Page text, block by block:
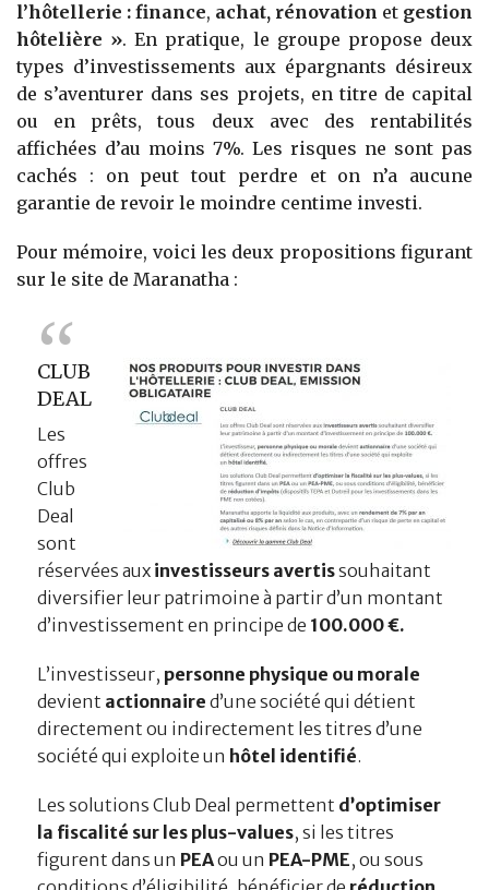
l’hôtellerie : finance, achat, rénovation et gestion
hôtelière ». En pratique, le groupe propose deux
types d’investissements aux épargnants désireux
de s’aventurer dans ses projets, en titre de capital
ou en prêts, tous deux avec des rentabilités
affichées d’au moins 7%. Les risques ne sont pas
cachés : on peut tout perdre et on n’a aucune
garantie de revoir le moindre centime investi.
Pour mémoire, voici les deux propositions figurant
sur le site de Maranatha :
CLUB
DEAL
Les
offres
Club
Deal
sont
réservées aux investisseurs avertissouhaitant
diversifier leur patrimoine à partir d’un montant
d’investissement en principe de 100.000 €.
L’investisseur, personne physique ou morale
devient actionnaire d’une société qui détient
directement ou indirectement les titres d’une
société qui exploite un hôtel identifié.
Les solutions Club Deal permettent d’optimiser
la fiscalité sur les plus-values, si les titres
figurent dans un PEAou un PEA-PME, ou sous